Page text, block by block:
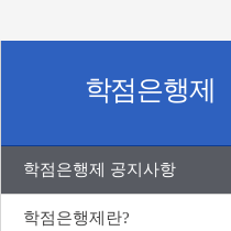
학점은행제
학점은행제 공지사항
학점은행제란?